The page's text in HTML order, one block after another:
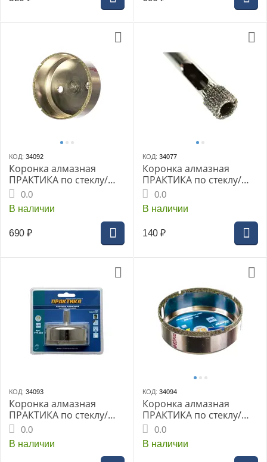
КОД: 34092
Коронка алмазная
ПРАКТИКА по стеклу/
керамике 68мм (1шт
блистер) (777-376)
Мастер
0.0
В наличии
690 ₽
КОД: 34077
Коронка алмазная
ПРАКТИКА по стеклу/
керамике 6мм (2шт
блистер) (777-222)
Сделай сам
0.0
В наличии
140 ₽
КОД: 34093
Коронка алмазная
ПРАКТИКА по стеклу/
керамике 75мм (1шт
блистер) (777-383)
Мастер
0.0
В наличии
КОД: 34094
Коронка алмазная
ПРАКТИКА по стеклу/
керамике 82мм (1шт
блистер) (777-390)
Мастер
0.0
В наличии